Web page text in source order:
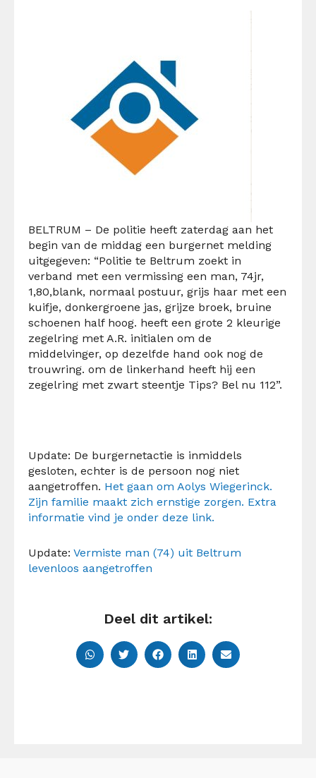
BELTRUM – De politie heeft zaterdag aan het
begin van de middag een burgernet melding
uitgegeven: “Politie te Beltrum zoekt in
verband met een vermissing een man, 74jr,
1,80,blank, normaal postuur, grijs haar met een
kuifje, donkergroene jas, grijze broek, bruine
schoenen half hoog. heeft een grote 2 kleurige
zegelring met A.R. initialen om de
middelvinger, op dezelfde hand ook nog de
trouwring. om de linkerhand heeft hij een
zegelring met zwart steentje Tips? Bel nu 112”.
Update: De burgernetactie is inmiddels
gesloten, echter is de persoon nog niet
aangetroffen. Het gaan om Aolys Wiegerinck.
Zijn familie maakt zich ernstige zorgen. Extra
informatie vind je onder deze link.
Update: Vermiste man (74) uit Beltrum
levenloos aangetroffen
Deel dit artikel: